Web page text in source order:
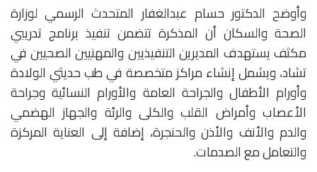
وأوضح الدكتور حسام عبدالغفار المتحدث الرسمي لوزارة
الصحة والسكان أن المذكرة تتضمن تنفيذ برنامج تدريبي
مكثف يستهدف المديرين التنفيذيين والمهنيين الصحيين في
تشاد، ويشمل إنشاء مراكز متخصصة في طب حديثي الولادة
وأورام الأطفال والجراحة العامة والأورام النسائية وجراحة
الأعصاب وأمراض القلب والكلى والرئة والجهاز الهضمي
والدم والأنف والأذن والحنجرة، إضافة إلى العناية المركزة
والتعامل مع الصدمات.